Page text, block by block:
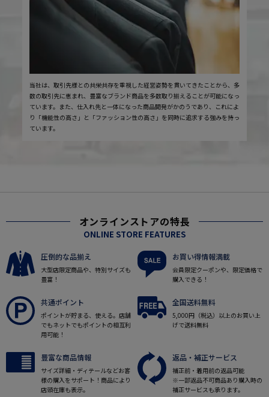
当社は、取引先様との共栄共存を重視した経営姿勢を貫いてきたことから、多
数の取引先に恵まれ、豊富なブランド商品を多数取り揃えることが可能になっ
ています。また、仕入れ先と一体になった商品開発がかのうであり、これによ
り「機能性の高さ」と「ファッション性の高さ」を同時に追求する強みを持っ
ています。
オンラインストアの特長
ONLINE STORE FEATURES
圧倒的な品揃え
大型店限定商品や、特別サイズも
豊富！
お買い得情報満載
会員限定クーポンや、限定価格で
購入できる！
共通ポイント
ポイントが貯まる、使える。店舗
でもネットでもポイントの相互利
用可能！
全国送料無料
5,000円（税込）以上のお買い上
げで送料無料
豊富な商品情報
サイズ詳細・ディテールなどお客
様の購入をサポート！商品により
店頭在庫も表示。
返品・補正サービス
補正前・着用前の返品可能
※一部返品不可商品あり購入時の
補正サービスも承ります。